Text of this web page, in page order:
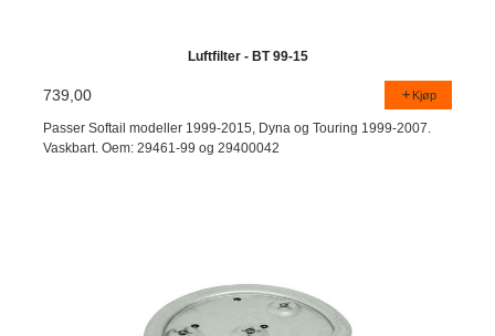
Luftfilter - BT 99-15
739,00 Kjøp
Passer Softail modeller 1999-2015, Dyna og Touring 1999-2007.
Vaskbart. Oem: 29461-99 og 29400042